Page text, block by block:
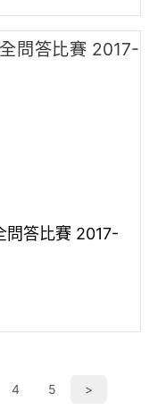
問答比賽 2017-
4 5 下一頁
>